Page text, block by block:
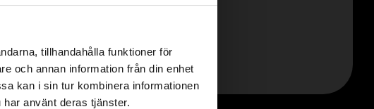
tillhandahålla funktioner för
och annan information från din enhet
kan i sin tur kombinera informationen
använt deras tjänster.
Christian | Offerta.se
Total badrumsrenovering | Bromma, Stockholm